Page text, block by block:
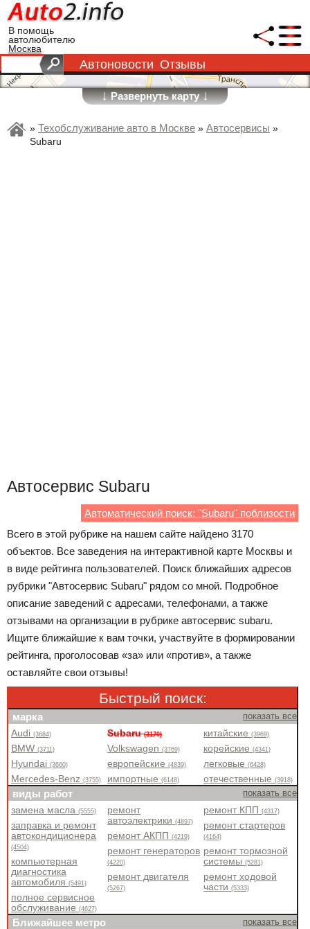
В помощь
автолюбителю
Москва
Автоновости Отзывы
↓Развернуть карту↓
» Техобслуживание авто в Москве » Автосервисы »
Subaru
Автосервис Subaru
Автоматический поиск: "Subaru" поблизости
Всего в этой рубрике на нашем сайте найдено 3170
объектов. Все заведения на интерактивной карте Москвы и
в виде рейтинга пользователей. Поиск ближайших адресов
рубрики "Автосервис Subaru" рядом со мной. Подробное
описание заведений с адресами, телефонами, а также
отзывами на организации в рубрике автосервис subaru.
Ищите ближайшие к вам точки, участвуйте в формировании
рейтинга, проголосовав «за» или «против», а также
оставляйте свои отзывы!
Быстрый поиск:
марка показать все
Audi(3684)
BMW(3711)
Hyundai(3660)
Mercedes-Benz(3755)
Subaru(3170)
Volkswagen(3769)
европейские(4839)
импортные(6148)
китайские(3969)
корейские(4341)
легковые(6428)
отечественные(3918)
виды работ показать все
замена масла(5555)
заправка и ремонт
автокондиционера
(4504)
компьютерная
диагностика
автомобиля(5491)
полное сервисное
обслуживание(4627)
ремонт
автоэлектрики(4897)
ремонт АКПП(4219)
ремонт генераторов
(4220)
ремонт двигателя
(5267)
ремонт КПП(4317)
ремонт стартеров
(4164)
ремонт тормозной
системы(5281)
ремонт ходовой
части(5333)
Ближайшее метро показать все